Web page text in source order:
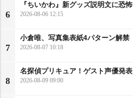
6
『ちいかわ』新グッズ説明文に恐怖
2026-08-06 12:15
7
小倉唯、写真集表紙4パターン解禁
2026-08-07 10:18
8
名探偵プリキュア！ゲスト声優発表
2026-08-09 09:00